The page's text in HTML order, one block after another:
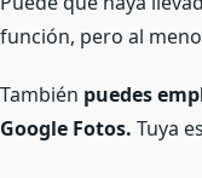
función, pero al
También puedes
Google Fotos. Tuya